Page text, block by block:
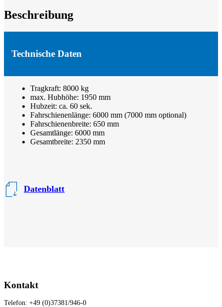
Beschreibung
Technische Daten
Tragkraft: 8000 kg
max. Hubhöhe: 1950 mm
Hubzeit: ca. 60 sek.
Fahrschienenlänge: 6000 mm (7000 mm optional)
Fahrschienenbreite: 650 mm
Gesamtlänge: 6000 mm
Gesamtbreite: 2350 mm
Datenblatt
Kontakt
Telefon: +49 (0)37381/946-0